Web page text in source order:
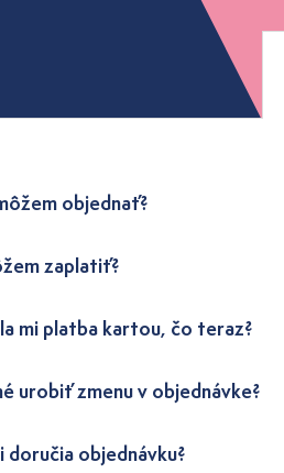
objednať?
zaplatiť?
mi platba kartou, čo teraz?
urobiť zmenu v objednávke?
doručia objednávku?